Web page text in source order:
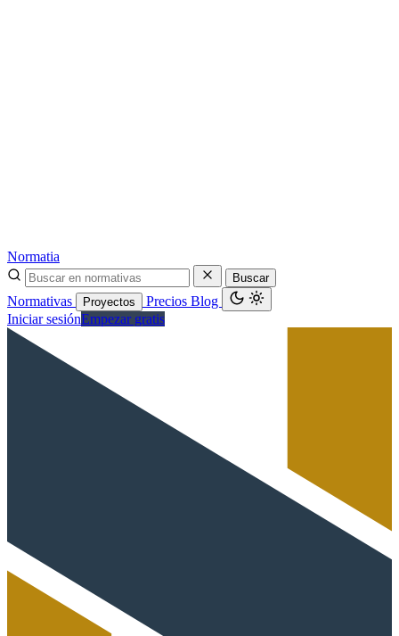
Normatia
Buscar
Normativas Proyectos Precios Blog
Iniciar sesiónEmpezar gratis